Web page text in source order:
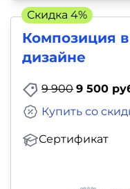
Композиция
дизайне
9 900 9 500
Сертификат
Купить со
Скидка 4%